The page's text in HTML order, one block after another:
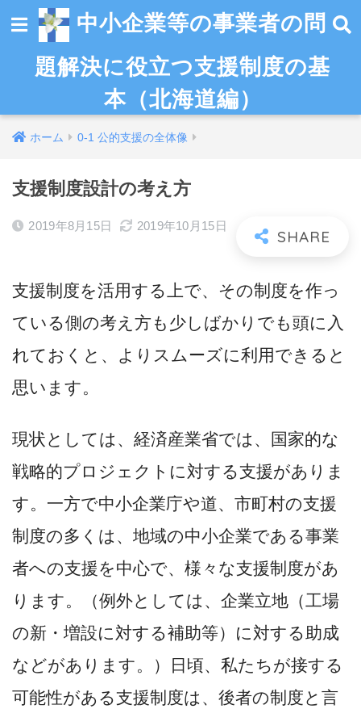
中小企業等の事業者の問
題解決に役立つ支援制度の基
本（北海道編）
ホーム 0-1 公的支援の全体像
支援制度設計の考え方
2019年8月15日 2019年10月15日
支援制度を活用する上で、その制度を作っ
ている側の考え方も少しばかりでも頭に入
れておくと、よりスムーズに利用できると
思います。
現状としては、経済産業省では、国家的な
戦略的プロジェクトに対する支援がありま
す。一方で中小企業庁や道、市町村の支援
制度の多くは、地域の中小企業である事業
者への支援を中心で、様々な支援制度があ
ります。（例外としては、企業立地（工場
の新・増設に対する補助等）に対する助成
などがあります。）日頃、私たちが接する
可能性がある支援制度は、後者の制度と言